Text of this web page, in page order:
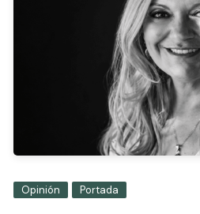
Opinión Portada